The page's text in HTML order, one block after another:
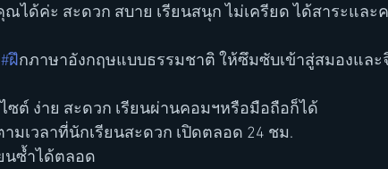
ได้ค่ะ สะดวก สบาย เรียนสนุก ไม่เครียด ได้สาระและ
#ฝกภาษาอังกฤษแบบธรรมชาติ ให้ซึมซับเข้าสู่สมองและ
ซต์ ง่าย สะดวก เรียนผ่านคอมฯหรือมือถือก็ได้
ามเวลาที่นักเรียนสะดวก เปิดตลอด 24 ชม.
นซ้ำได้ตลอด